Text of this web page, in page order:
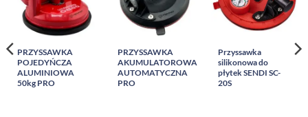
PRZYSSAWKA
POJEDYŃCZA
ALUMINIOWA
50kg PRO
PRZYSSAWKA
AKUMULATOROWA
AUTOMATYCZNA
PRO
Przyssawka
silikonowa do
płytek SENDI SC-
20S